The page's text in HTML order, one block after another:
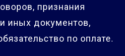
признания
иных документов,
по оплате.